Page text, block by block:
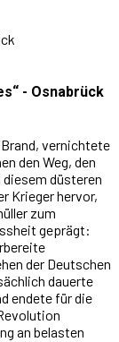
- Osnabrück
vernichtete
den Weg, den
düsteren
Krieger hervor,
zum
geprägt:
der Deutschen
dauerte
endete für die
an belasten